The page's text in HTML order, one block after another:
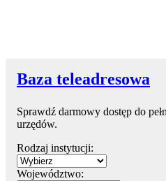
Baza teleadresowa
Sprawdź darmowy dostęp do
urzędów.
Rodzaj instytucji:
Województwo: